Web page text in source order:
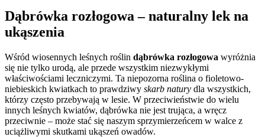
Dąbrówka rozłogowa – naturalny lek na
ukąszenia
Wśród wiosennych leśnych roślin dąbrówka rozłogowa wyróżnia
się nie tylko urodą, ale przede wszystkim niezwykłymi
właściwościami leczniczymi. Ta niepozorna roślina o fioletowo-
niebieskich kwiatkach to prawdziwy skarb natury dla wszystkich,
którzy często przebywają w lesie. W przeciwieństwie do wielu
innych leśnych kwiatów, dąbrówka nie jest trująca, a wręcz
przeciwnie – może stać się naszym sprzymierzeńcem w walce z
uciążliwymi skutkami ukąszeń owadów.